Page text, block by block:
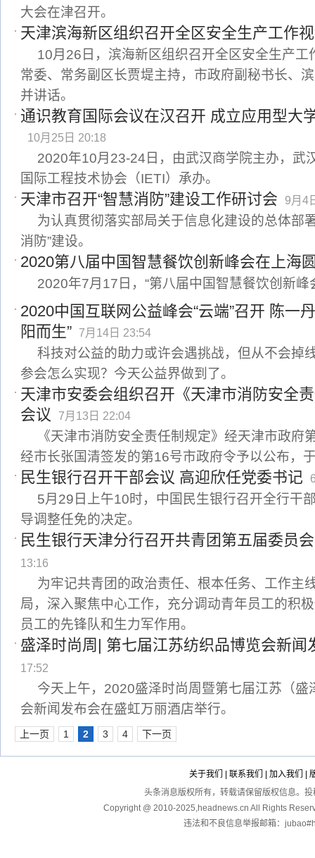
大会在津召开。
天津滨海新区组织召开全区安全生产工作
10月26日，滨海新区组织召开全区安全生产工
常委、常务副区长贾堤主持，市政府副秘书长、
并讲话。
通识教育国际会议在汉召开 成立应用型大
10月25日 20:18
2020年10月23-24日，由武汉商学院主办，武
国际工程技术协会（IETI）承办。
天津市召开“智慧消防”建设工作研讨会 9月4
为认真贯彻落实部局关于信息化建设的总体部
消防”建设。
2020第八届中国智慧餐饮创新峰会在上海
2020年7月17日，“第八届中国智慧餐饮创新峰
2020中国互联网公益峰会“云端”召开 陈一
阳而生”
7月14日 23:54
科技对公益的助力或许会遇挑战，但从不会掉
参会怎么实现？今天公益界做到了。
天津市安委会组织召开《天津市消防安全
会议
7月13日 22:04
《天津市消防安全责任制规定》经天津市政府
经市长张国清签发的第16号市政府令予以公布，
民生银行召开干部会议 高迎欣任党委书记
5月29日上午10时，中国民生银行召开全行干
导调整任免的决定。
民生银行天津分行召开共青团第五届委员
13:16
为牢记共青团的政治责任、根本任务、工作主
局，深入聚焦中心工作，充分调动青年员工的积
员工的先锋队和生力军作用。
盛泽时尚周| 第七届江苏纺织品博览会新闻
17:52
今天上午，2020盛泽时尚周暨第七届江苏（盛
会新闻发布会在盛虹万丽酒店举行。
上一页 1 2 3 4 下一页
关于我们 联系我们 加入我们
头条消息版权所有，转载请保留版权信息。
Copyright @ 2010-2025,headnews.cn All Rights
违法和不良信息举报邮箱：